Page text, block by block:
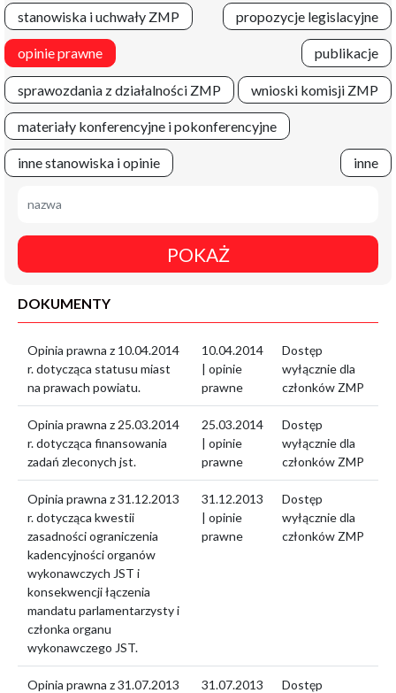
stanowiska i uchwały ZMP propozycje legislacyjne
opinie prawne publikacje
sprawozdania z działalności ZMP wnioski komisji ZMP
materiały konferencyjne i pokonferencyjne
inne stanowiska i opinie inne
POKAŻ
DOKUMENTY
Opinia prawna z 10.04.2014
r. dotycząca statusu miast
na prawach powiatu.
10.04.2014
| opinie
prawne
Dostęp
wyłącznie dla
członków ZMP
Opinia prawna z 25.03.2014
r. dotycząca finansowania
zadań zleconych jst.
25.03.2014
| opinie
prawne
Dostęp
wyłącznie dla
członków ZMP
Opinia prawna z 31.12.2013
r. dotycząca kwestii
zasadności ograniczenia
kadencyjności organów
wykonawczych JST i
konsekwencji łączenia
mandatu parlamentarzysty i
członka organu
wykonawczego JST.
31.12.2013
| opinie
prawne
Dostęp
wyłącznie dla
członków ZMP
Opinia prawna z 31.07.2013
31.07.2013
Dostęp